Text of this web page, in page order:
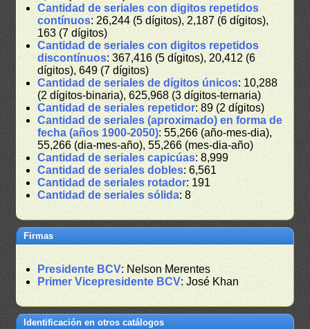
Cantidad de seriales con digitos repetidos
contínuos: 26,244 (5 dígitos), 2,187 (6 dígitos),
163 (7 dígitos)
Cantidad de seriales con digitos repetidos
discontínuos: 367,416 (5 dígitos), 20,412 (6
dígitos), 649 (7 dígitos)
Cantidad de seriales de dígitos únicos: 10,288
(2 dígitos-binaria), 625,968 (3 dígitos-ternaria)
Cantidad de seriales repetidor: 89 (2 dígitos)
Cantidad de seriales (aproximado) en forma de
fecha (años 1900-2050): 55,266 (año-mes-dia),
55,266 (dia-mes-año), 55,266 (mes-dia-año)
Cantidad de seriales capicúas: 8,999
Cantidad de seriales dobles: 6,561
Cantidad de seriales rotador: 191
Cantidad de seriales sólida: 8
Firmas
Presidente BCV: Nelson Merentes
Primer Vicepresidente BCV: José Khan
Identificación en otros catálogos